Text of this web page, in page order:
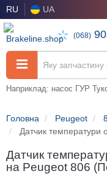
RU UA
(068)
Наприклад: насос ГУР
Головна Peugeot
Датчик температури
Датчик
на Peugeot 806